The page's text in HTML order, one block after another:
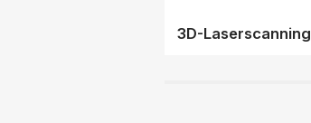
3D-Laserscanning